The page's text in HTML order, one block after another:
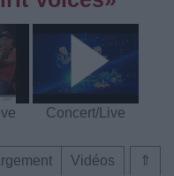
Concert/Live
⇑
Vidéos